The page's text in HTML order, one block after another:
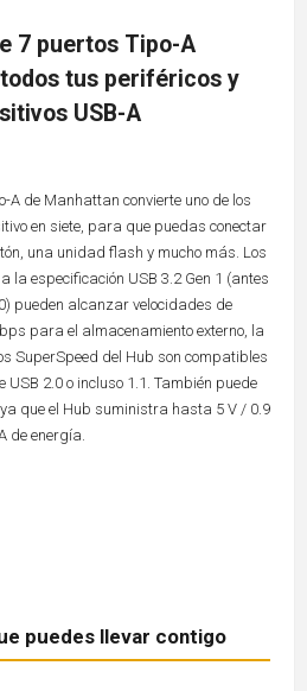
7 puertos Tipo-A
tus periféricos y
USB-A
A de Manhattan convierte uno de los
en siete, para que puedas conectar
una unidad flash y mucho más. Los
la especificación USB 3.2 Gen 1 (antes
pueden alcanzar velocidades de
para el almacenamiento externo, la
SuperSpeed del Hub son compatibles
USB 2.0 o incluso 1.1. También puede
que el Hub suministra hasta 5 V / 0.9
de energía.
puedes llevar contigo